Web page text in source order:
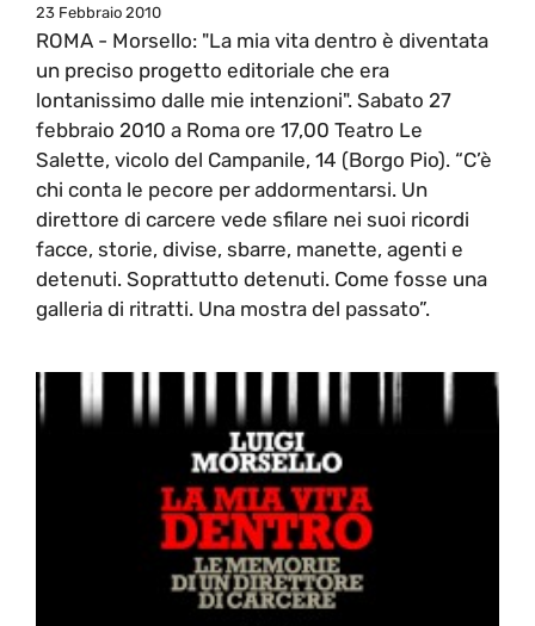
23 Febbraio 2010
ROMA - Morsello: "La mia vita dentro è diventata
un preciso progetto editoriale che era
lontanissimo dalle mie intenzioni". Sabato 27
febbraio 2010 a Roma ore 17,00 Teatro Le
Salette, vicolo del Campanile, 14 (Borgo Pio). “C’è
chi conta le pecore per addormentarsi. Un
direttore di carcere vede sfilare nei suoi ricordi
facce, storie, divise, sbarre, manette, agenti e
detenuti. Soprattutto detenuti. Come fosse una
galleria di ritratti. Una mostra del passato”.